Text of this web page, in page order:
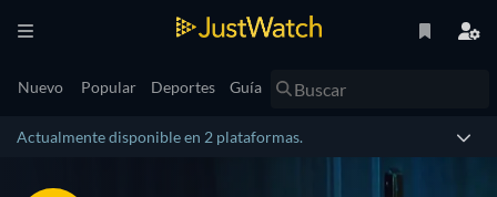
Nuevo Popular Deportes Guía
Actualmente disponible en 2 plataformas.